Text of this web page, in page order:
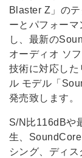
Blaster Z」の
ーとパフォーマ
し、最新の
オーディオ ソ
技術に対応した
ル モデル「
発売致します。
S/N比116dBや
生、
シング、ディ